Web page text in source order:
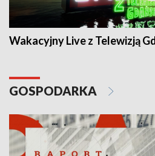
Wakacyjny Live z Telewizją
GOSPODARKA